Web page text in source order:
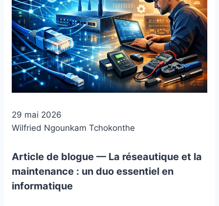
29 mai 2026
Wilfried Ngounkam Tchokonthe
Article de blogue — La réseautique et la
maintenance : un duo essentiel en
informatique